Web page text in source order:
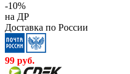
-10%
на ДР
Доставка по России
99 руб.